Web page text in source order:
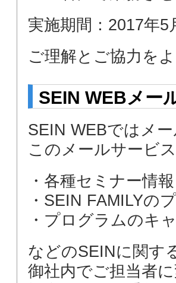
実施期間：2017年5
ご理解とご協力を
SEIN WEBメー
SEIN WEBではメ
このメールサービ
・各種セミナー情報
・SEIN FAMILYの
・プログラムのキ
などのSEINに関す
御社内でご担当者